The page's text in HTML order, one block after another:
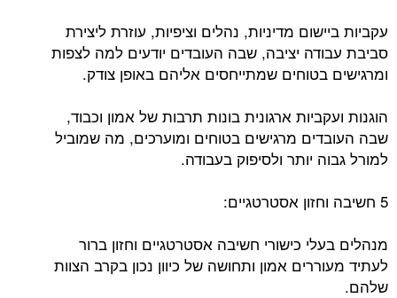
עקביות ביישום מדיניות, נהלים וציפיות, עוזרת ליצירת
סביבת עבודה יציבה, שבה העובדים יודעים למה לצפות
ומרגישים בטוחים שמתייחסים אליהם באופן צודק.
הוגנות ועקביות ארגונית בונות תרבות של אמון וכבוד,
שבה העובדים מרגישים בטוחים ומוערכים, מה שמוביל
למורל גבוה יותר ולסיפוק בעבודה.
5 חשיבה וחזון אסטרטגיים:
מנהלים בעלי כישורי חשיבה אסטרטגיים וחזון ברור
לעתיד מעוררים אמון ותחושה של כיוון נכון בקרב הצוות
שלהם.